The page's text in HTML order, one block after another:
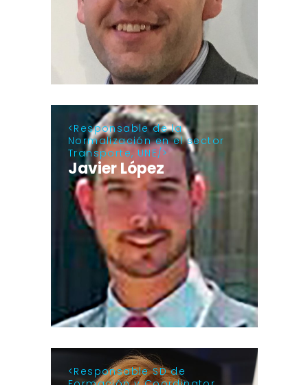
Responsable de la
Normalización en el sector
Transporte, UNE
Javier López
Responsable SD de